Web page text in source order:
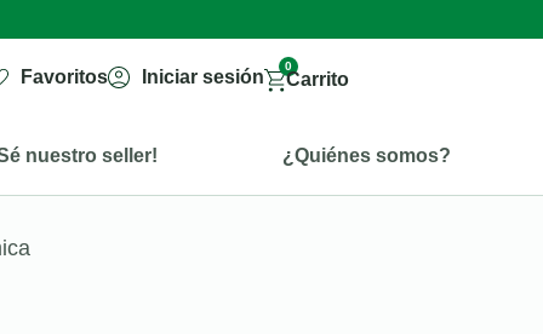
Favoritos Iniciar sesión
0
Carrito
nuestro seller! ¿Quiénes somos?